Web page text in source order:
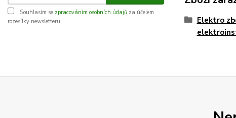
Souhlasím se zpracováním osobních údajů za účelem
rozesílky newsletteru.
Elektro